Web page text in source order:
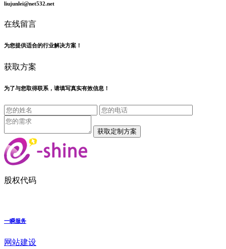
liujunlei@net532.net
在线留言
为您提供适合的行业解决方案！
获取方案
为了与您取得联系，请填写真实有效信息！
股权代码
一瞬服务
网站建设